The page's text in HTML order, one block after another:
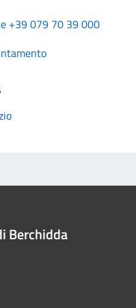
+39 079 70 39 000
Berchidda